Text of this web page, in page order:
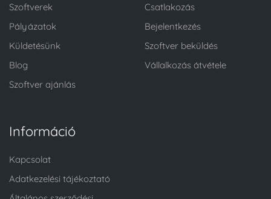
Szoftverek
Pályázatok
Küldetésünk
Blog
Szoftver ajánlás
Csatlakozás
Bejelentkezés
Szoftver beküldés
Vállalkozás átvétele
Információ
Kapcsolat
Adatkezelési tájékoztató